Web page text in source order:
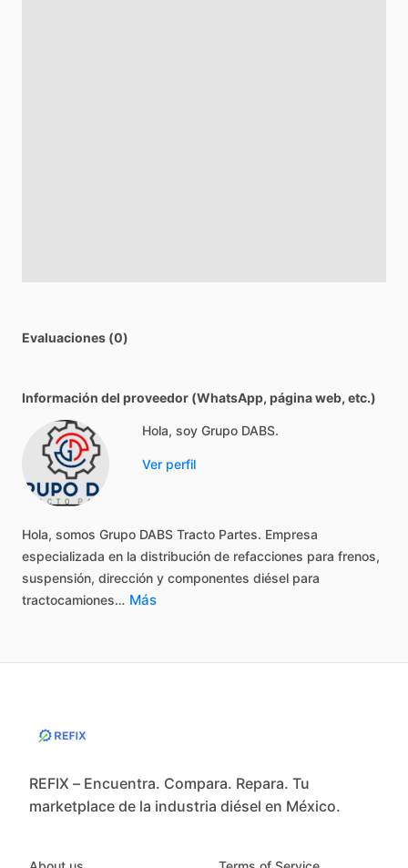
Evaluaciones (0)
Información del proveedor (WhatsApp, página web, etc.)
Hola, soy Grupo DABS.
Ver perfil
Hola, somos Grupo DABS Tracto Partes. Empresa
especializada en la distribución de refacciones para frenos,
suspensión, dirección y componentes diésel para
tractocamiones… Más
REFIX – Encuentra. Compara. Repara. Tu
marketplace de la industria diésel en México.